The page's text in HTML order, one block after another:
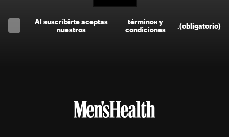
Al suscríbirte aceptas
nuestros
términos y
condiciones
(obligatorio)